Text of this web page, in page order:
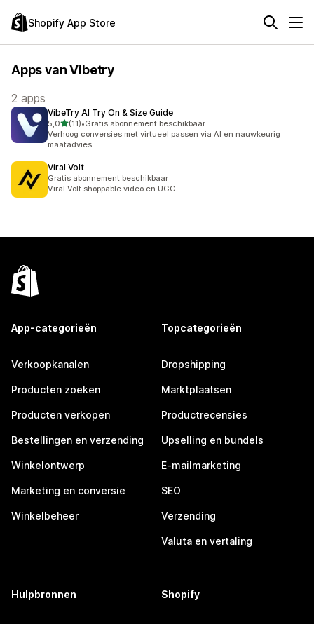
Shopify App Store
Apps van Vibetry
2 apps
VibeTry AI Try On & Size Guide
5,0van 5 sterren
(11)
11 recensies in totaal
•Gratis abonnement beschikbaar
Verhoog conversies met virtueel passen via AI en nauwkeurig
maatadvies
Viral Volt
Gratis abonnement beschikbaar
Viral Volt shoppable video en UGC
App-categorieën
Verkoopkanalen
Producten zoeken
Producten verkopen
Bestellingen en verzending
Winkelontwerp
Marketing en conversie
Winkelbeheer
Topcategorieën
Dropshipping
Marktplaatsen
Productrecensies
Upselling en bundels
E-mailmarketing
SEO
Verzending
Valuta en vertaling
Hulpbronnen Shopify